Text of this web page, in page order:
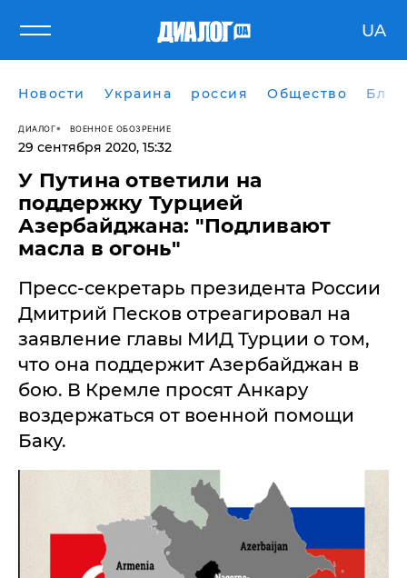
UA
Новости Украина россия Общество
ДИАЛОГ ВОЕННОЕ ОБОЗРЕНИЕ
29 сентября 2020, 15:32
У Путина ответили на
поддержку Турцией
Азербайджана: "Подливают
масла в огонь"
Пресс-секретарь президента России
Дмитрий Песков отреагировал на
заявление главы МИД Турции о том,
что она поддержит Азербайджан в
бою. В Кремле просят Анкару
воздержаться от военной помощи
Баку.